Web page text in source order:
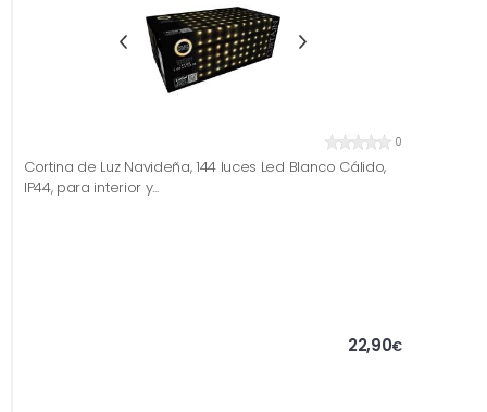
0
Cortina de Luz Navideña, 144 luces Led Blanco Cálido,
IP44, para interior y...
22,90€